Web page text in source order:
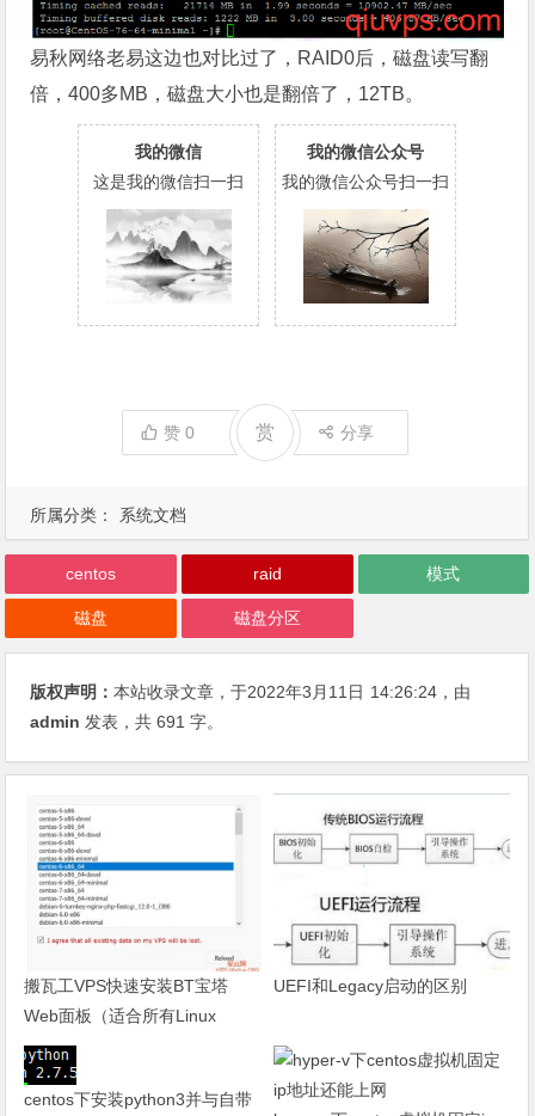
所属分类： 系统文档
易秋网络老易这边也对比过了，RAID0后，磁盘读写翻
倍，400多MB，磁盘大小也是翻倍了，12TB。
我的微信
这是我的微信扫一扫
我的微信公众号
我的微信公众号扫一扫
赞0 赏 分享
centos raid 模式
磁盘 磁盘分区
版权声明：本站收录文章，于2022年3月11日 14:26:24 ，由
admin 发表，共 691 字。
搬瓦工VPS快速安装BT宝塔
Web面板（适合所有Linux
VPS）
UEFI和Legacy启动的区别
centos下安装python3并与自带